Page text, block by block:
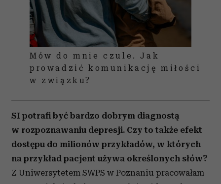
Mów do mnie czule. Jak
prowadzić komunikację miłości
w związku?
SI potrafi być bardzo dobrym diagnostą
w rozpoznawaniu depresji. Czy to także efekt
dostępu do milionów przykładów, w których
na przykład pacjent używa określonych słów?
Z Uniwersytetem SWPS w Poznaniu pracowałam